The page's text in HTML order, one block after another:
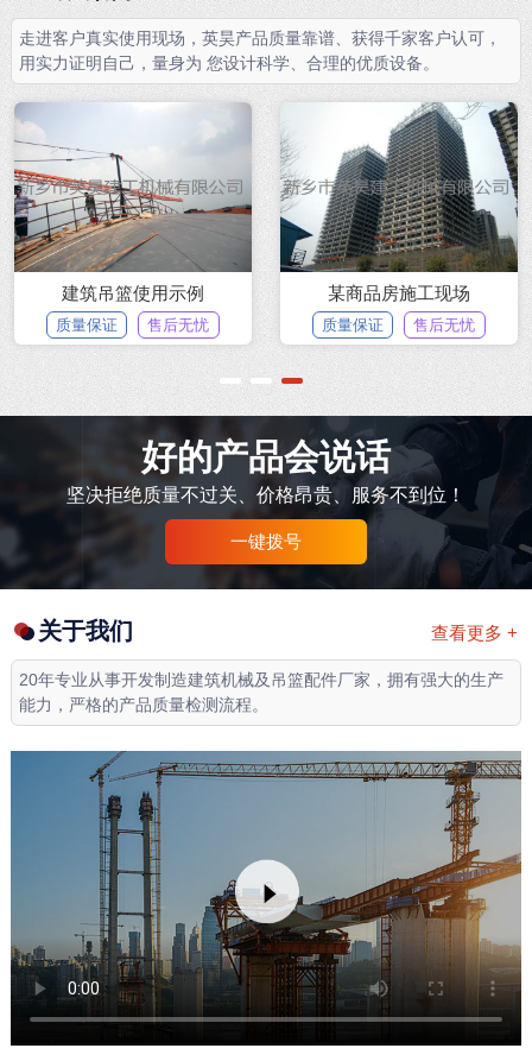
走进客户真实使用现场，英昊产品质量靠谱、获得千家客户认可，
用实力证明自己，量身为 您设计科学、合理的优质设备。
建筑吊篮使用示例
质量保证 售后无忧
某商品房施工现场
质量保证 售后无忧
1 2 3
好的产品会说话
坚决拒绝质量不过关、价格昂贵、服务不到位！
一键拨号
查看更多 +
关于我们
20年专业从事开发制造建筑机械及吊篮配件厂家，拥有强大的生产
能力，严格的产品质量检测流程。